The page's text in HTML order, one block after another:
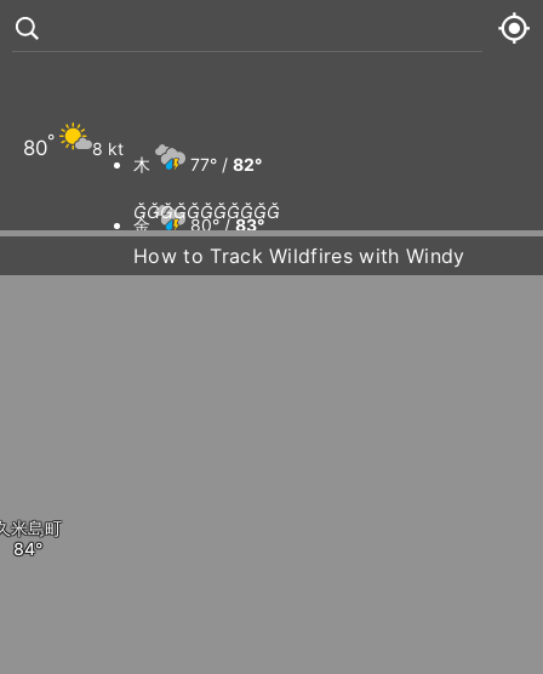
米島町
80° 8 kt
木 77° / 82°
金 80° /83°

How to Track Wildfires with Windy